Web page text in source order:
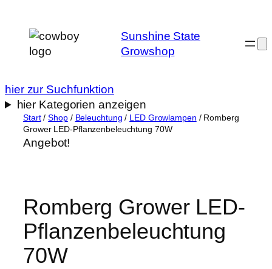
Inhalt
springen
Sunshine State
Growshop
hier zur Suchfunktion
hier Kategorien anzeigen
Start/Shop/ Beleuchtung / LED Growlampen / Romberg
Grower LED-Pflanzenbeleuchtung 70W
Angebot!
Romberg Grower LED-
Pflanzenbeleuchtung
70W